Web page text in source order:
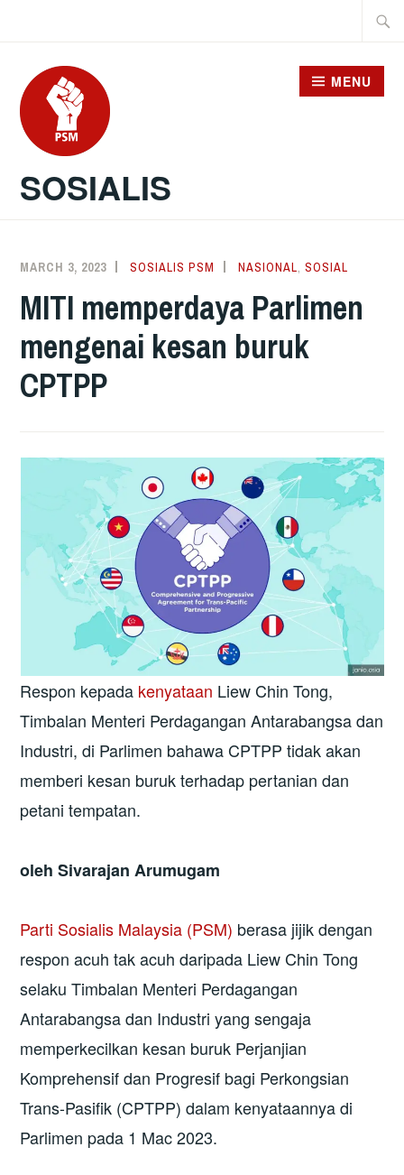
content
SOSIALIS
MENU
MARCH 3, 2023 SOSIALIS PSM NASIONAL ,SOSIAL
MITI memperdaya Parlimen
mengenai kesan buruk
CPTPP
Respon kepada kenyataan Liew Chin Tong,
Timbalan Menteri Perdagangan Antarabangsa dan
Industri, di Parlimen bahawa CPTPP tidak akan
memberi kesan buruk terhadap pertanian dan
petani tempatan.
oleh Sivarajan Arumugam
Parti Sosialis Malaysia (PSM) berasa jijik dengan
respon acuh tak acuh daripada Liew Chin Tong
selaku Timbalan Menteri Perdagangan
Antarabangsa dan Industri yang sengaja
memperkecilkan kesan buruk Perjanjian
Komprehensif dan Progresif bagi Perkongsian
Trans-Pasifik (CPTPP) dalam kenyataannya di
Parlimen pada 1 Mac 2023.